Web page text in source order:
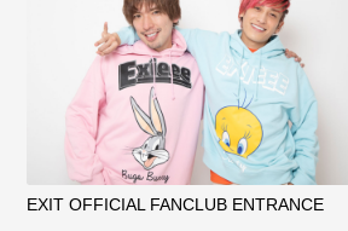
EXIT OFFICIAL FANCLUB ENTRANCE